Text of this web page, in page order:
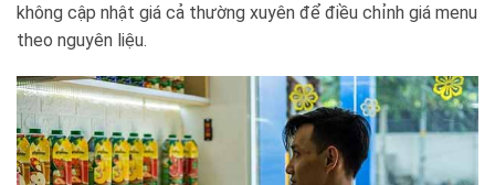
không cập nhật giá cả thường xuyên để điều chỉnh giá menu
theo nguyên liệu.